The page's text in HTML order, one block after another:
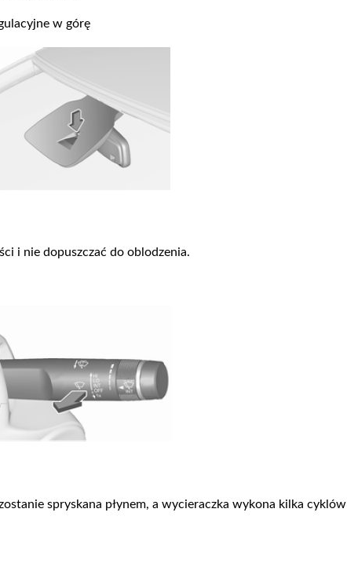
w górę
i nie dopuszczać do oblodzenia.
spryskana płynem, a wycieraczka wykona kilka cyklów